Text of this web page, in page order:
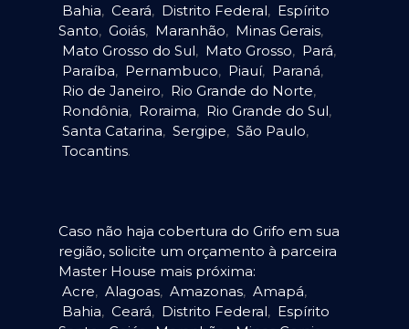
Bahia, Ceará, Distrito Federal, Espírito
Santo, Goiás, Maranhão, Minas Gerais,
Mato Grosso do Sul, Mato Grosso, Pará,
Paraíba, Pernambuco, Piauí, Paraná,
Rio de Janeiro, Rio Grande do Norte,
Rondônia, Roraima, Rio Grande do Sul,
Santa Catarina, Sergipe, São Paulo,
Tocantins.
Caso não haja cobertura do Grifo em sua
região, solicite um orçamento à parceira
Master House mais próxima:
Acre, Alagoas, Amazonas, Amapá,
Bahia, Ceará, Distrito Federal, Espírito